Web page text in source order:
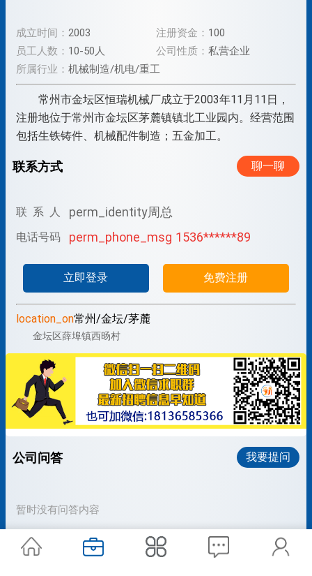
成立时间： 2003 注册资金： 100
员工人数： 10-50人 公司性质： 私营企业
所属行业： 机械制造/机电/重工
常州市金坛区恒瑞机械厂成立于2003年11月11日，
注册地位于常州市金坛区茅麓镇镇北工业园内。经营范围
包括生铁铸件、机械配件制造；五金加工。
联系方式 聊一聊
联 系 人 perm_identity周总
电话号码 perm_phone_msg 1536******89
立即登录 免费注册
location_on常州/金坛/茅麓
金坛区薛埠镇西旸村
公司问答 我要提问
暂时没有问答内容